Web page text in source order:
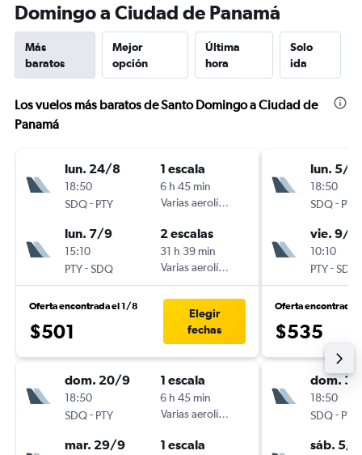
Domingo a Ciudad de Panamá
Más
baratos
Mejor
opción
Última
hora
Solo
ida
Los vuelos más baratos de Santo Domingo a Ciudad de
Panamá
lun. 24/8
18:50
SDQ- PTY
1 escala
6 h 45 min
Varias aerolíneas
lun. 7/9
15:10
PTY-SDQ
2 escalas
31 h 39 min
Varias aerolíneas
Oferta encontrada el 1/8
$501
Elegir
fechas
dom. 20/9
18:50
SDQ- PTY
1 escala
6 h 45 min
Varias aerolíneas
mar. 29/9 1 escala
lun. 5/
18:50
SDQ- PTY
vie. 9/
10:10
PTY-SDQ
Oferta encontrada
$535
dom.
18:50
SDQ- PTY
sáb. 5/9